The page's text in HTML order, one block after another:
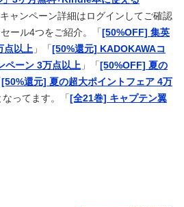
キャンペーン詳細はログインしてご確認
ール4つをご紹介。「 [50%OFF] 集英
点以上 」「 [50%還元] KADOKAWAコ
ペーン 3万点以上 」「 [50%OFF] 夏の
[50%還元] 夏の超大ポイントフェア 4万
ってます。「 [全21巻] キャプテン翼